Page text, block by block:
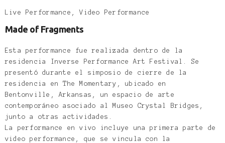
Live Performance, Video Performance
Made of Fragments
Esta performance fue realizada dentro de la
residencia Inverse Performance Art Festival. Se
presentó durante el simposio de cierre de la
residencia en The Momentary, ubicado en
Bentonville, Arkansas, un espacio de arte
contemporáneo asociado al Museo Crystal Bridges,
junto a otras actividades.
La performance en vivo incluye una primera parte de
video performance, que se vincula con la